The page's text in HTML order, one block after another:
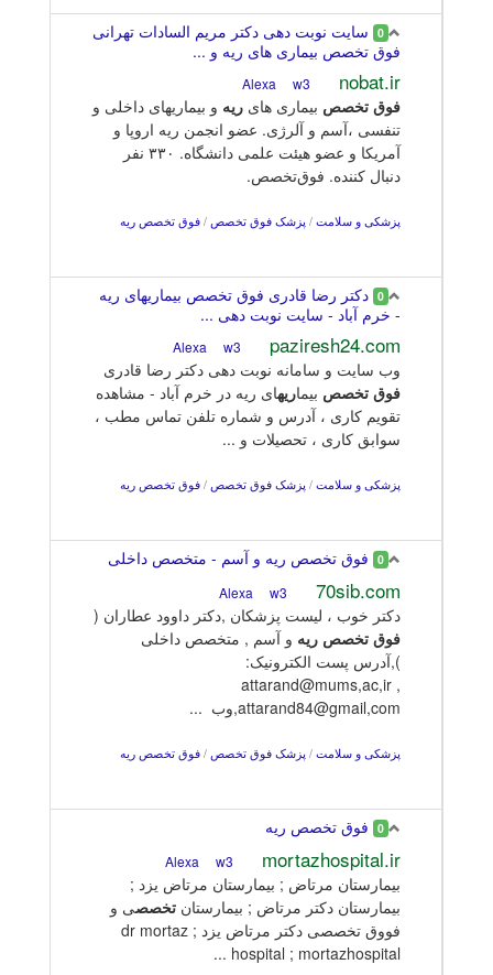
0 سایت نوبت دهی دکتر مریم السادات تهرانی
فوق تخصص بیماری های ریه و ...
nobat.ir
w3
فوق تخصص بیماری های ریه و بیماریهای داخلی و
تنفسی ،آسم و آلرژی. عضو انجمن ریه اروپا و
آمریکا و عضو هیئت علمی دانشگاه. ۳۳۰ نفر
دنبال کننده. فوق‌تخصص.
پزشکی و سلامت / پزشک فوق تخصص / فوق تخصص ریه
0 دکتر رضا قادری فوق تخصص بیماریهای ریه
- خرم آباد - سایت نوبت دهی ...
paziresh24.com
w3
وب سایت و سامانه نوبت دهی دکتر رضا قادری
فوق تخصص بیماریهای ریه در خرم آباد - مشاهده
تقویم کاری ، آدرس و شماره تلفن تماس مطب ،
سوابق کاری ، تحصیلات و ...
پزشکی و سلامت / پزشک فوق تخصص / فوق تخصص ریه
0 فوق تخصص ریه و آسم - متخصص داخلی
70sib.com
w3
دکتر خوب ، لیست پزشکان ,دکتر داوود عطاران (
فوق تخصص ریه و آسم , متخصص داخلی
),آدرس پست الکترونیک:
attarand@mums,ac,ir ,
attarand84@gmail,com,وب ...
پزشکی و سلامت / پزشک فوق تخصص / فوق تخصص ریه
0 فوق تخصص ریه
mortazhospital.ir
w3
بیمارستان مرتاض ; بیمارستان مرتاض یزد ;
بیمارستان دکتر مرتاض ; بیمارستان تخصصی و
فووق تخصصی دکتر مرتاض یزد ; dr mortaz
hospital ; mortazhospital ...